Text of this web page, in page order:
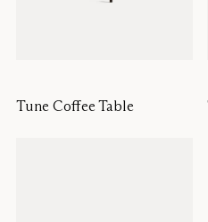
Tune Coffee Table